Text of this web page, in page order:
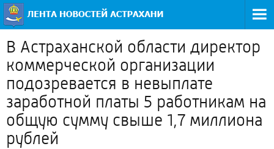
В Астраханской области директор
коммерческой организации
подозревается в невыплате
заработной платы 5 работникам на
общую сумму свыше 1,7 миллиона
рублей